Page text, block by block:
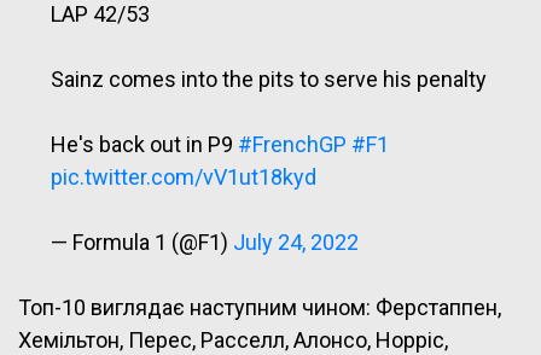
LAP 42/53
Sainz comes into the pits to serve his penalty
He's back out in P9 #FrenchGP #F1
pic.twitter.com/vV1ut18kyd
— Formula 1 (@F1) July 24, 2022
Топ-10 виглядає наступним чином: Ферстаппен,
Хемільтон, Перес, Расселл, Алонсо, Норріс,